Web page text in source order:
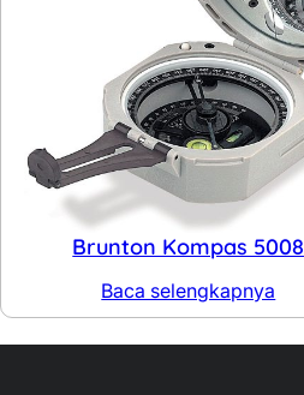
Brunton Kompas 5008
Baca selengkapnya